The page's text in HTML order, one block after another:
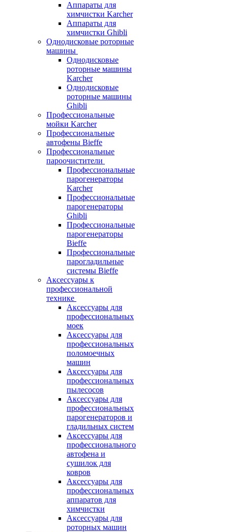
Аппараты для
химчистки Karcher
Аппараты для
химчистки Ghibli
Однодисковые роторные
машины
Однодисковые
роторные машины
Karcher
Однодисковые
роторные машины
Ghibli
Профессиональные
мойки Karcher
Профессиональные
автофены Bieffe
Профессиональные
пароочистители
Профессиональные
парогенераторы
Karcher
Профессиональные
парогенераторы
Ghibli
Профессиональные
парогенераторы
Bieffe
Профессиональные
парогладильные
системы Bieffe
Аксессуары к
профессиональной
технике
Аксессуары для
профессиональных
моек
Аксессуары для
профессиональных
поломоечных
машин
Аксессуары для
профессиональных
пылесосов
Аксессуары для
профессиональных
парогенераторов и
гладильных систем
Аксессуары для
профессионального
автофена и
сушилок для
ковров
Аксессуары для
профессиональных
аппаратов для
химчистки
Аксессуары для
роторных машин